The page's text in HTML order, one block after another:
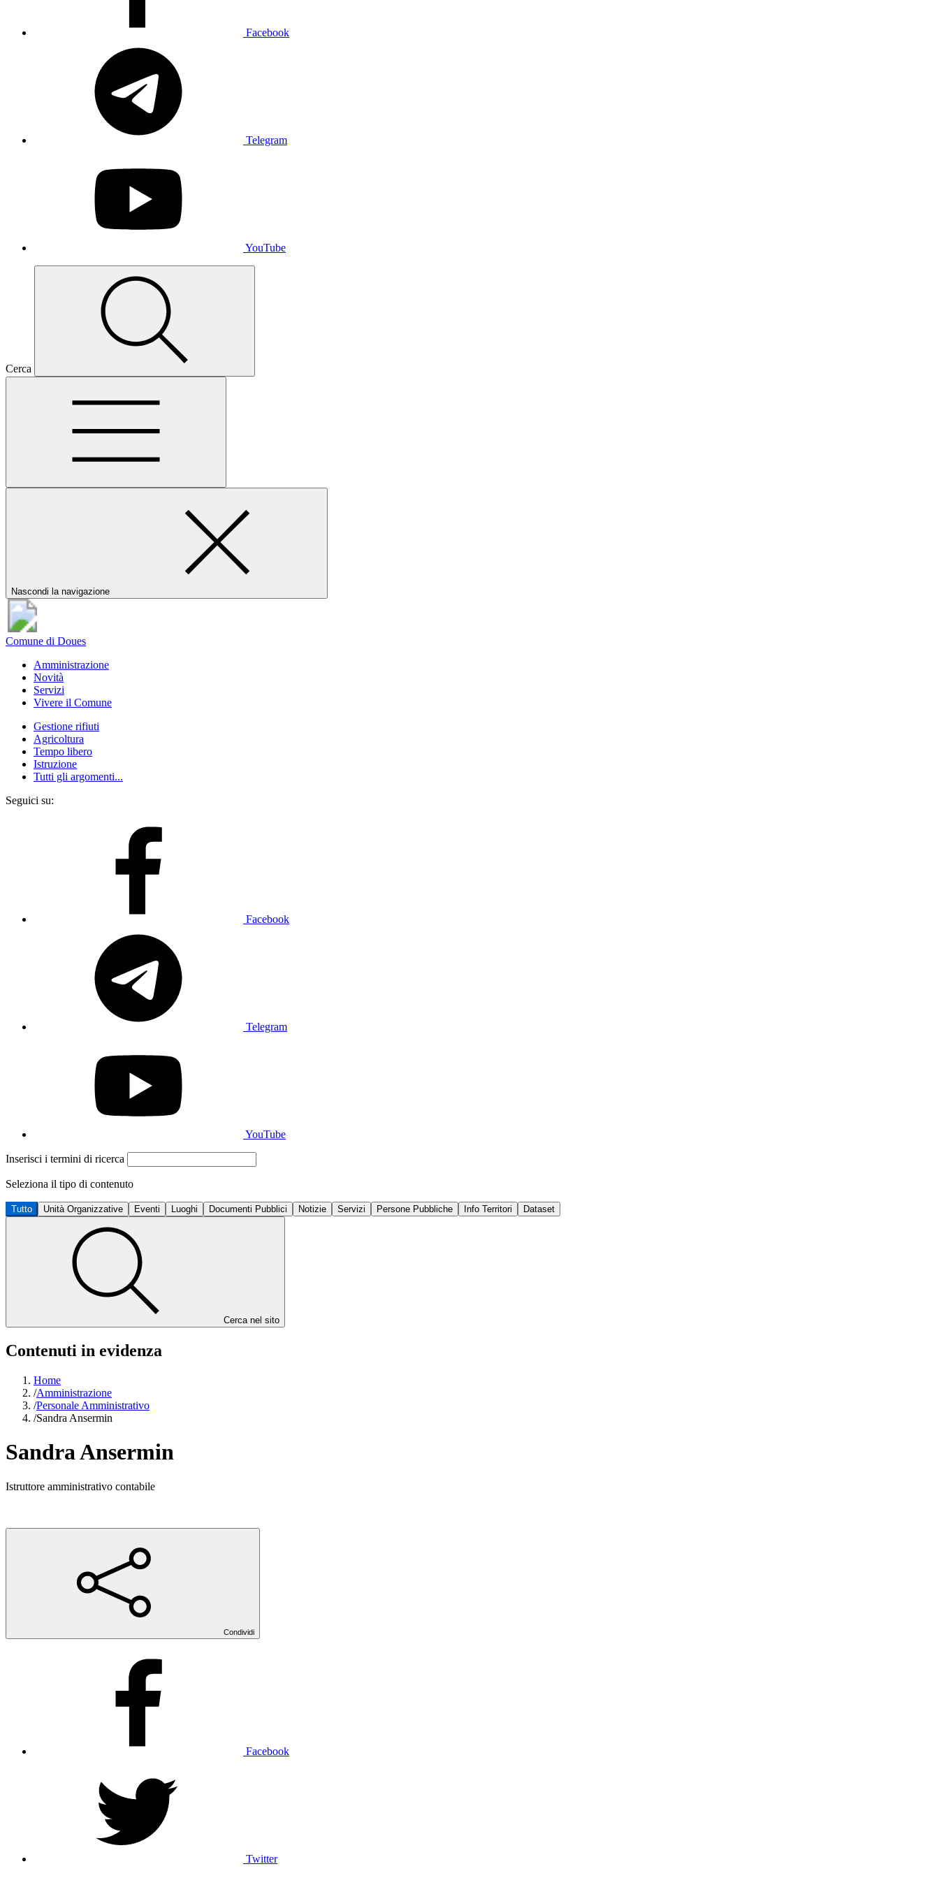
Facebook
Telegram
YouTube
Cerca
Nascondi la navigazione
Comune di Doues
Amministrazione
Novità
Servizi
Vivere il Comune
Gestione rifiuti
Agricoltura
Tempo libero
Istruzione
Tutti gli argomenti...
Seguici su:
Facebook
Telegram
YouTube
Inserisci i termini di ricerca
Seleziona il tipo di contenuto
Tutto Unità Organizzative Eventi Luoghi Documenti Pubblici Notizie Servizi Persone Pubbliche Info Territori Dataset
Cerca nel sito
Contenuti in evidenza
Home
/Amministrazione
/Personale Amministrativo
/Sandra Ansermin
Sandra Ansermin
Istruttore amministrativo contabile
Condividi
Facebook
Twitter